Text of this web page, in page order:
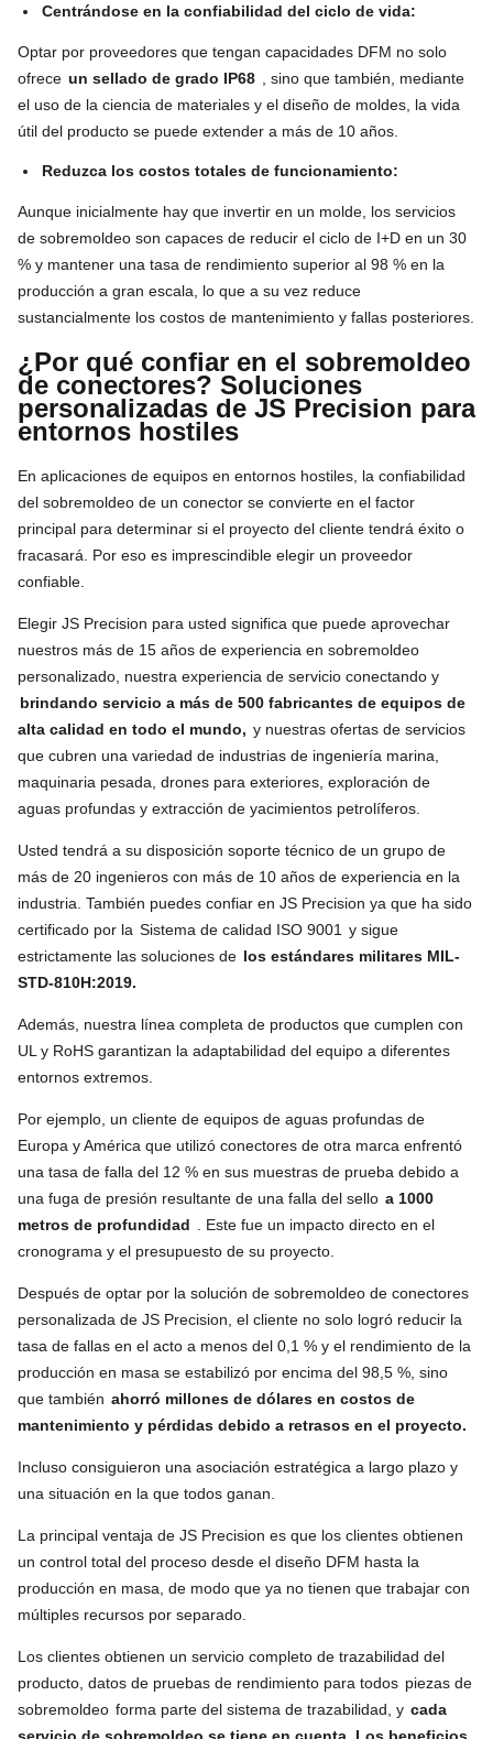
Centrándose en la confiabilidad del ciclo de vida:
Optar por proveedores que tengan capacidades DFM no solo
ofrece un sellado de grado IP68
, sino que también, mediante
el uso de la ciencia de materiales y el diseño de moldes, la vida
útil del producto se puede extender a más de 10 años.
Reduzca los costos totales de funcionamiento:
Aunque inicialmente hay que invertir en un molde, los servicios
de sobremoldeo son capaces de reducir el ciclo de I+D en un 30
% y mantener una tasa de rendimiento superior al 98 % en la
producción a gran escala, lo que a su vez reduce
sustancialmente los costos de mantenimiento y fallas posteriores.
¿Por qué confiar en el sobremoldeo
de conectores? Soluciones
personalizadas de JS Precision para
entornos hostiles
En aplicaciones de equipos en entornos hostiles, la confiabilidad
del sobremoldeo de un conector se convierte en el factor
principal para determinar si el proyecto del cliente tendrá éxito o
fracasará. Por eso es imprescindible elegir un proveedor
confiable.
Elegir JS Precision para usted significa que puede aprovechar
nuestros más de 15 años de experiencia en sobremoldeo
personalizado, nuestra experiencia de servicio conectando y
brindando servicio a más de 500 fabricantes de equipos de
alta calidad en todo el mundo, y nuestras ofertas de servicios
que cubren una variedad de industrias de ingeniería marina,
maquinaria pesada, drones para exteriores, exploración de
aguas profundas y extracción de yacimientos petrolíferos.
Usted tendrá a su disposición soporte técnico de un grupo de
más de 20 ingenieros con más de 10 años de experiencia en la
industria. También puedes confiar en JS Precision ya que ha sido
certificado por la Sistema de calidad ISO 9001 y sigue
estrictamente las soluciones de los estándares militares MIL-
STD-810H:2019.
Además, nuestra línea completa de productos que cumplen con
UL y RoHS garantizan la adaptabilidad del equipo a diferentes
entornos extremos.
Por ejemplo, un cliente de equipos de aguas profundas de
Europa y América que utilizó conectores de otra marca enfrentó
una tasa de falla del 12 % en sus muestras de prueba debido a
una fuga de presión resultante de una falla del sello a 1000
metros de profundidad
. Este fue un impacto directo en el
cronograma y el presupuesto de su proyecto.
Después de optar por la solución de sobremoldeo de conectores
personalizada de JS Precision, el cliente no solo logró reducir la
tasa de fallas en el acto a menos del 0,1 % y el rendimiento de la
producción en masa se estabilizó por encima del 98,5 %, sino
que también ahorró millones de dólares en costos de
mantenimiento y pérdidas debido a retrasos en el proyecto.
Incluso consiguieron una asociación estratégica a largo plazo y
una situación en la que todos ganan.
La principal ventaja de JS Precision es que los clientes obtienen
un control total del proceso desde el diseño DFM hasta la
producción en masa, de modo que ya no tienen que trabajar con
múltiples recursos por separado.
Los clientes obtienen un servicio completo de trazabilidad del
producto, datos de pruebas de rendimiento para todos piezas de
sobremoldeo forma parte del sistema de trazabilidad, y cada
servicio de sobremoldeo se tiene en cuenta. Los beneficios